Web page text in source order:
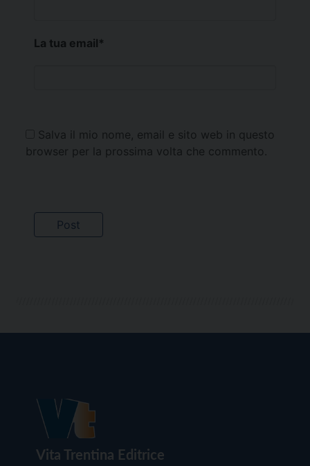
La tua email*
Salva il mio nome, email e sito web in questo
browser per la prossima volta che commento.
Vita Trentina Editrice